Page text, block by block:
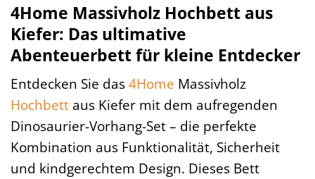
4Home Massivholz Hochbett aus
Kiefer: Das ultimative
Abenteuerbett für kleine Entdecker
Entdecken Sie das4Home Massivholz
Hochbett aus Kiefer mit dem aufregenden
Dinosaurier-Vorhang-Set – die perfekte
Kombination aus Funktionalität, Sicherheit
und kindgerechtem Design. Dieses Bett